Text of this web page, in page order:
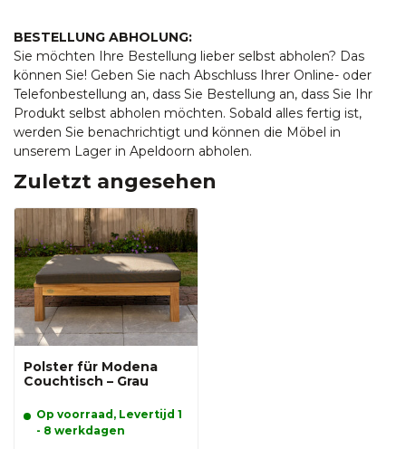
BESTELLUNG ABHOLUNG:
Sie möchten Ihre Bestellung lieber selbst abholen? Das
können Sie! Geben Sie nach Abschluss Ihrer Online- oder
Telefonbestellung an, dass Sie Bestellung an, dass Sie Ihr
Produkt selbst abholen möchten. Sobald alles fertig ist,
werden Sie benachrichtigt und können die Möbel in
unserem Lager in Apeldoorn abholen.
Zuletzt angesehen
Polster für Modena
Couchtisch – Grau
Op voorraad, Levertijd 1
- 8 werkdagen